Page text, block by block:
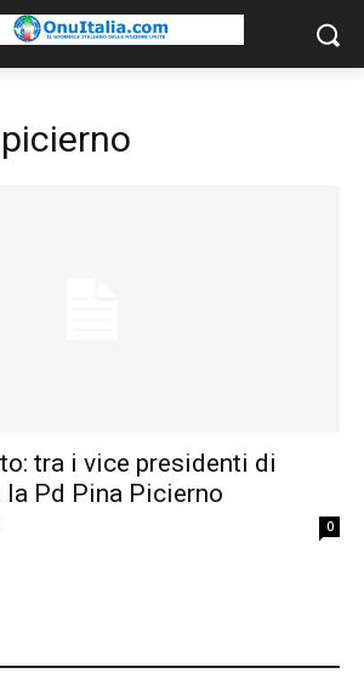
tra i vice presidenti di
Pd Pina Picierno
0